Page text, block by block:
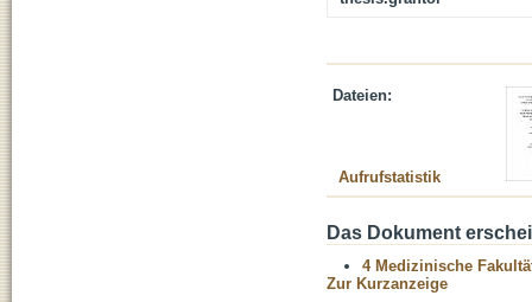
Dateien:
Aufrufstatistik
Das Dokument
4 Medizinische
Zur Kurzanzeige